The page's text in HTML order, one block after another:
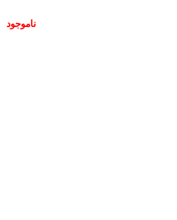
ناموجود